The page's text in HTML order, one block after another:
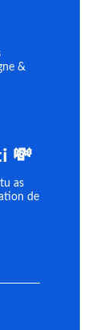
&
💸
as
de